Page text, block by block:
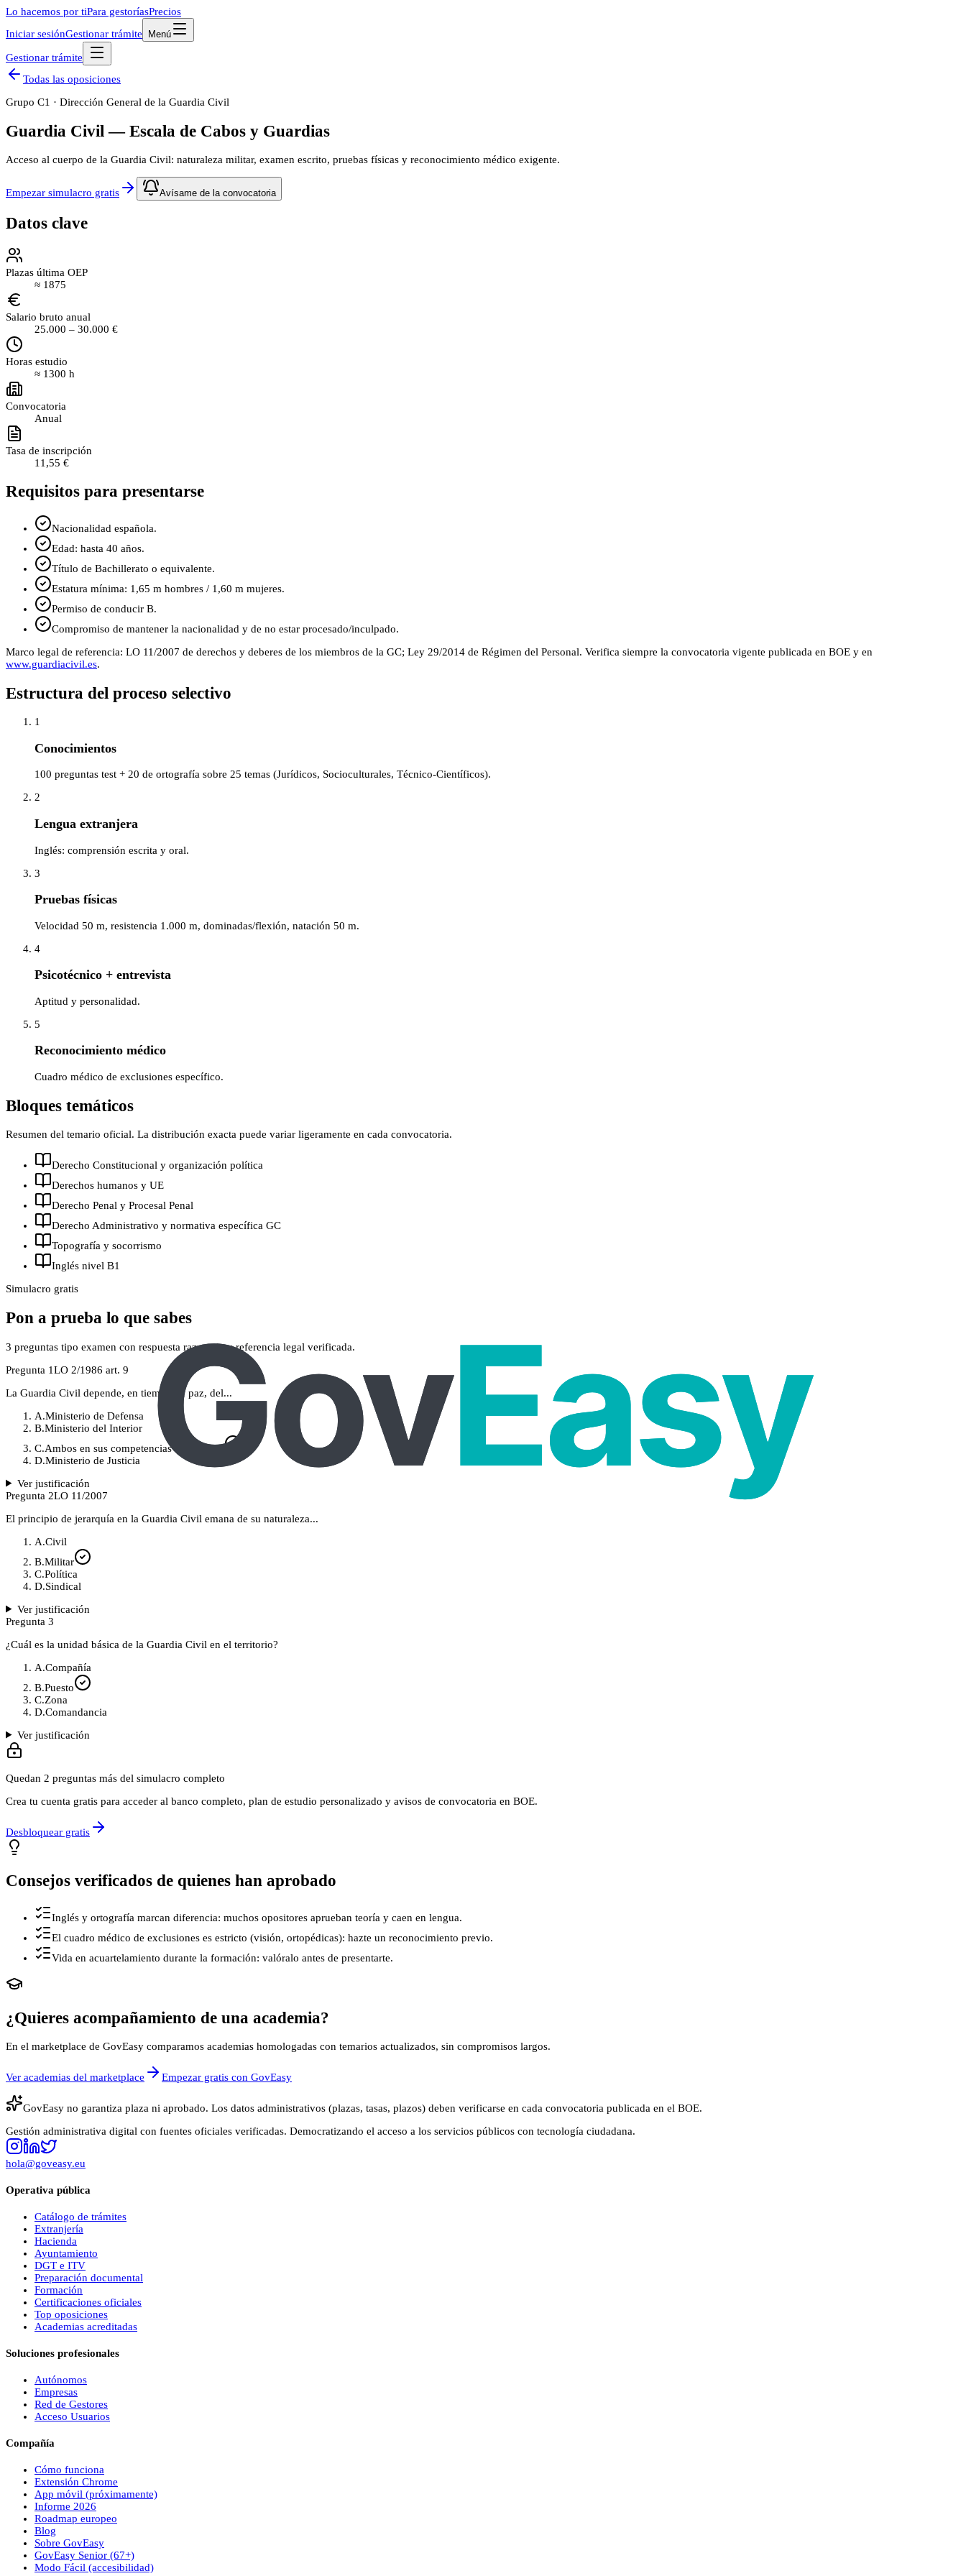
Lo hacemos por tiPara gestoríasPrecios
Iniciar sesiónGestionar trámite Menú
Gestionar trámite
Todas las oposiciones
Grupo C1 · Dirección General de la Guardia Civil
Guardia Civil — Escala de Cabos y Guardias
Acceso al cuerpo de la Guardia Civil: naturaleza militar, examen escrito, pruebas físicas y reconocimiento médico exigente.
Empezar simulacro gratis Avísame de la convocatoria
Datos clave
Plazas última OEP
≈ 1875
Salario bruto anual
25.000 – 30.000 €
Horas estudio
≈ 1300 h
Convocatoria
Anual
Tasa de inscripción
11,55 €
Requisitos para presentarse
Nacionalidad española.
Edad: hasta 40 años.
Título de Bachillerato o equivalente.
Estatura mínima: 1,65 m hombres / 1,60 m mujeres.
Permiso de conducir B.
Compromiso de mantener la nacionalidad y de no estar procesado/inculpado.
Marco legal de referencia: LO 11/2007 de derechos y deberes de los miembros de la GC; Ley 29/2014 de Régimen del Personal. Verifica siempre la convocatoria vigente publicada en BOE y en
www.guardiacivil.es.
Estructura del proceso selectivo
1
Conocimientos
100 preguntas test + 20 de ortografía sobre 25 temas (Jurídicos, Socioculturales, Técnico-Científicos).
2
Lengua extranjera
Inglés: comprensión escrita y oral.
3
Pruebas físicas
Velocidad 50 m, resistencia 1.000 m, dominadas/flexión, natación 50 m.
4
Psicotécnico + entrevista
Aptitud y personalidad.
5
Reconocimiento médico
Cuadro médico de exclusiones específico.
Bloques temáticos
Resumen del temario oficial. La distribución exacta puede variar ligeramente en cada convocatoria.
Derecho Constitucional y organización política
Derechos humanos y UE
Derecho Penal y Procesal Penal
Derecho Administrativo y normativa específica GC
Topografía y socorrismo
Inglés nivel B1
Simulacro gratis
Pon a prueba lo que sabes
3 preguntas tipo examen con respuesta razonada y referencia legal verificada.
Pregunta 1LO 2/1986 art. 9
La Guardia Civil depende, en tiempo de paz, del...
A.Ministerio de Defensa
B.Ministerio del Interior
C.Ambos en sus competencias respectivas
D.Ministerio de Justicia
Ver justificación
Pregunta 2LO 11/2007
El principio de jerarquía en la Guardia Civil emana de su naturaleza...
A.Civil
B.Militar
C.Política
D.Sindical
Ver justificación
Pregunta 3
¿Cuál es la unidad básica de la Guardia Civil en el territorio?
A.Compañía
B.Puesto
C.Zona
D.Comandancia
Ver justificación
Quedan 2 preguntas más del simulacro completo
Crea tu cuenta gratis para acceder al banco completo, plan de estudio personalizado y avisos de convocatoria en BOE.
Desbloquear gratis
Consejos verificados de quienes han aprobado
Inglés y ortografía marcan diferencia: muchos opositores aprueban teoría y caen en lengua.
El cuadro médico de exclusiones es estricto (visión, ortopédicas): hazte un reconocimiento previo.
Vida en acuartelamiento durante la formación: valóralo antes de presentarte.
¿Quieres acompañamiento de una academia?
En el marketplace de GovEasy comparamos academias homologadas con temarios actualizados, sin compromisos largos.
Ver academias del marketplace Empezar gratis con GovEasy
GovEasy no garantiza plaza ni aprobado. Los datos administrativos (plazas, tasas, plazos) deben verificarse en cada convocatoria publicada en el BOE.
Gestión administrativa digital con fuentes oficiales verificadas. Democratizando el acceso a los servicios públicos con tecnología ciudadana.
hola@goveasy.eu
Operativa pública
Catálogo de trámites
Extranjería
Hacienda
Ayuntamiento
DGT e ITV
Preparación documental
Formación
Certificaciones oficiales
Top oposiciones
Academias acreditadas
Soluciones profesionales
Autónomos
Empresas
Red de Gestores
Acceso Usuarios
Compañía
Cómo funciona
Extensión Chrome
App móvil (próximamente)
Informe 2026
Roadmap europeo
Blog
Sobre GovEasy
GovEasy Senior (67+)
Modo Fácil (accesibilidad)